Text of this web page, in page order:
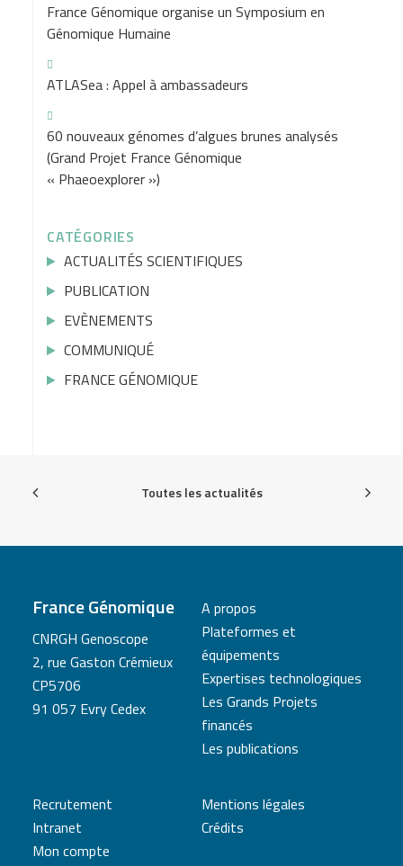
France Génomique organise un Symposium en
Génomique Humaine
ATLASea : Appel à ambassadeurs
60 nouveaux génomes d’algues brunes analysés
(Grand Projet France Génomique
« Phaeoexplorer »)
CATÉGORIES
ACTUALITÉS SCIENTIFIQUES
PUBLICATION
EVÈNEMENTS
COMMUNIQUÉ
FRANCE GÉNOMIQUE
Toutes les actualités
France Génomique
CNRGH Genoscope
2, rue Gaston Crémieux
CP5706
91 057 Evry Cedex
A propos
Plateformes et
équipements
Expertises technologiques
Les Grands Projets
financés
Les publications
Recrutement
Intranet
Mon compte
Mentions légales
Crédits